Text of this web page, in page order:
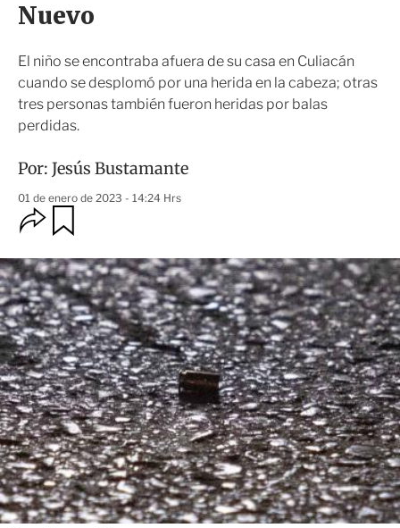
Nuevo
El niño se encontraba afuera de su casa en Culiacán
cuando se desplomó por una herida en la cabeza; otras
tres personas también fueron heridas por balas
perdidas.
Por: Jesús Bustamante
01 de enero de 2023 - 14:24 Hrs
O
p
i
o
n
e
s
d
e
c
o
m
p
a
r
t
i
r
r
d
a
r